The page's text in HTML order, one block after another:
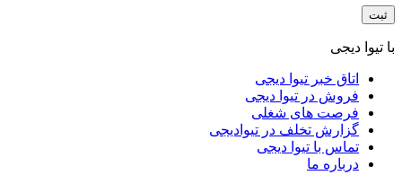
با تیوا دیجی
اتاق خبر تیوا دیجی
فروش در تیوا دیجی
فرصت های شغلی
گزارش تخلف در تیوادیجی
تماس با تیوا دیجی
درباره ما